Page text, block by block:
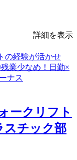
詳細を表示
ークリフト
スチック部